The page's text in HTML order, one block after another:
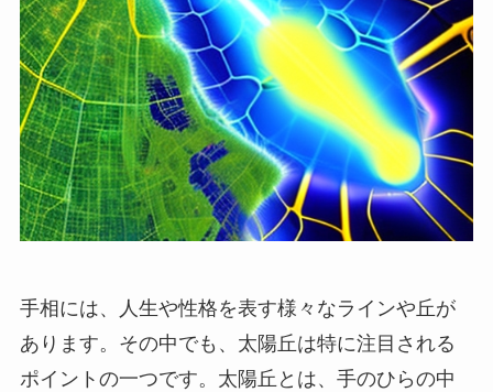
手相には、人生や性格を表す様々なラインや丘が
あります。その中でも、太陽丘は特に注目される
ポイントの一つです。太陽丘とは、手のひらの中